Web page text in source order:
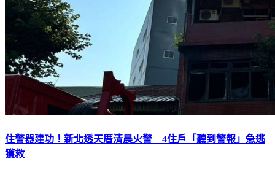
住警器建功！新北透天厝清晨火警 4住戶「聽到警報」急逃
獲救